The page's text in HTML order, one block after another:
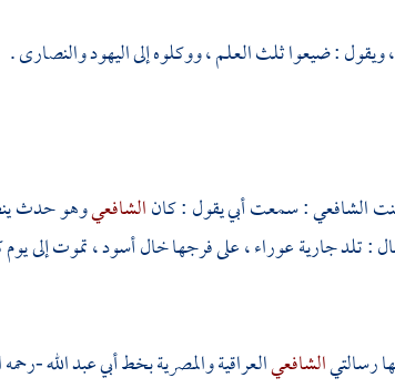
: ضيعوا ثلث العلم ، ووكلوه إلىاليهودوالنصارى.
الشافعي: سمعت أبي يقول : كانالشافعيوهو حدث
: تلد جارية عوراء ، على فرجها خال أسود ، تموت إلى
رسالتيالشافعيالعراقية والمصرية بخطأبي عبد الله-رحمه